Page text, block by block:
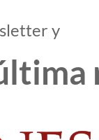
tostados,
y